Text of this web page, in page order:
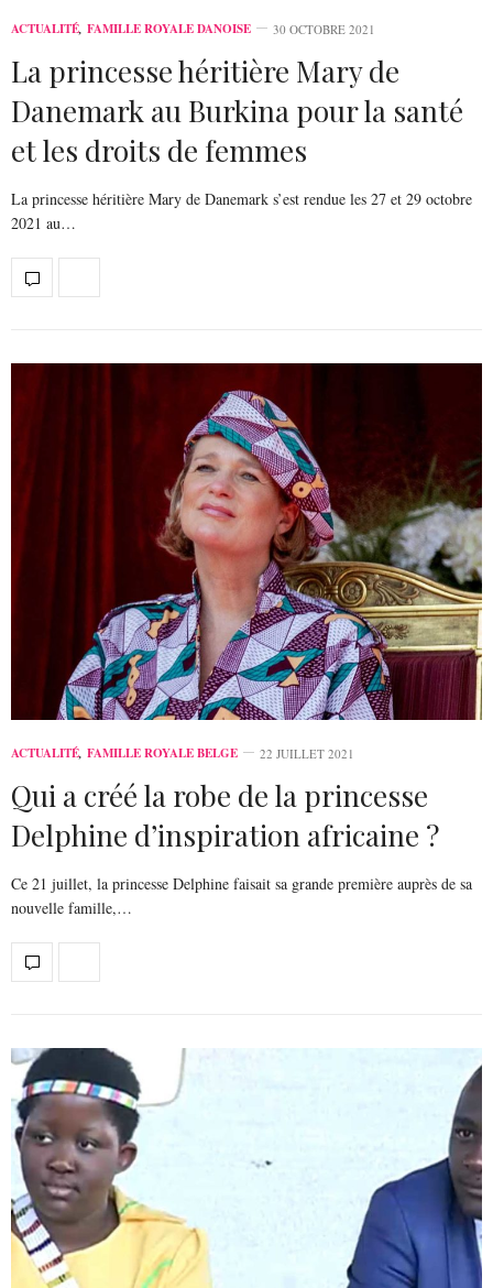
ACTUALITÉ, FAMILLE ROYALE DANOISE 30 OCTOBRE 2021
La princesse héritière Mary de
Danemark au Burkina pour la santé
et les droits de femmes
La princesse héritière Mary de Danemark s’est rendue les 27 et 29 octobre
2021 au…
ACTUALITÉ, FAMILLE ROYALE BELGE 22 JUILLET 2021
Qui a créé la robe de la princesse
Delphine d’inspiration africaine ?
Ce 21 juillet, la princesse Delphine faisait sa grande première auprès de sa
nouvelle famille,…